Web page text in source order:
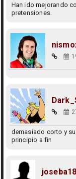
Han ido mejorando
pretensiones.
demasiado corto y
principio a fin